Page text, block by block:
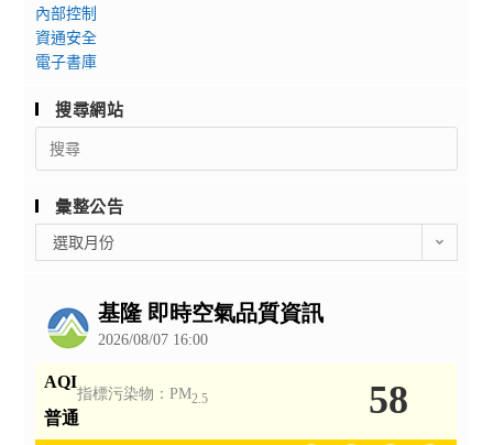
內部控制
資通安全
電子書庫
搜尋網站
Search
for:
彙整公告
整
選取月份